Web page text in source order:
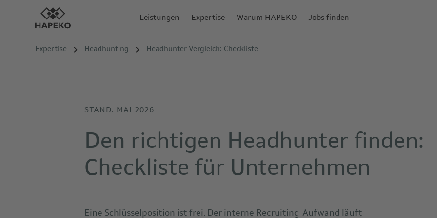
Leistungen Expertise Warum HAPEKO Jobs finden
Expertise Headhunting Headhunter Vergleich: Checkliste
STAND: MAI 2026
Den richtigen Headhunter finden:
Checkliste für Unternehmen
Eine Schlüsselposition ist frei. Der interne Recruiting-Aufwand läuft